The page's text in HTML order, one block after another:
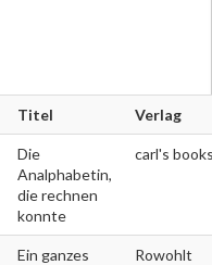
Titel Verlag
Die
Analphabetin,
die rechnen
konnte
carl's
Ein ganzes
Rowohlt